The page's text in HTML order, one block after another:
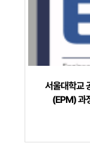
서울대학교
(EPM) 과